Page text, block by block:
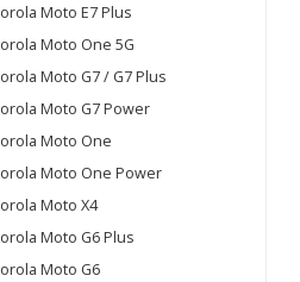
Moto E7 Plus
Moto One 5G
Moto G7 / G7 Plus
Moto G7 Power
Moto One
Moto One Power
Moto X4
Moto G6 Plus
Moto G6